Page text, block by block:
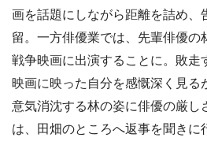
画を話題にしながら距離を詰め、
留。一方俳優業では、先輩俳優の
戦争映画に出演することに。敗走
映画に映った自分を感慨深く見る
意気消沈する林の姿に俳優の厳し
は、田畑のところへ返事を聞きに